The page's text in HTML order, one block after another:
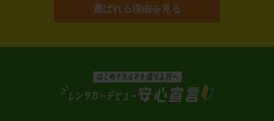
選ばれる理由を見る